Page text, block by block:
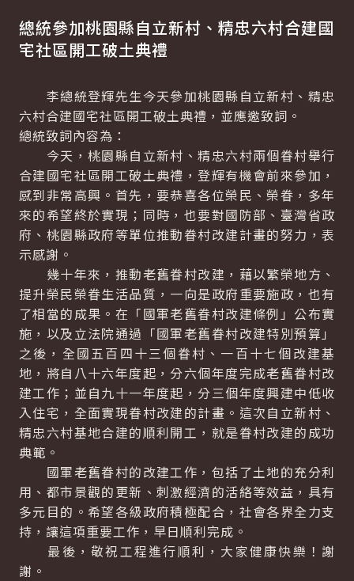
總統參加桃園縣自立新村、精忠六村合建國
宅社區開工破土典禮
李總統登輝先生今天參加桃園縣自立新村、精忠
六村合建國宅社區開工破土典禮，並應邀致詞。
總統致詞內容為：
今天，桃園縣自立新村、精忠六村兩個眷村舉行
合建國宅社區開工破土典禮，登輝有機會前來參加，
感到非常高興。首先，要恭喜各位榮民、榮眷，多年
來的希望終於實現；同時，也要對國防部、臺灣省政
府、桃園縣政府等單位推動眷村改建計畫的努力，表
示感謝。
幾十年來，推動老舊眷村改建，藉以繁榮地方、
提升榮民榮眷生活品質，一向是政府重要施政，也有
了相當的成果。在「國軍老舊眷村改建條例」公布實
施，以及立法院通過「國軍老舊眷村改建特別預算」
之後，全國五百四十三個眷村、一百十七個改建基
地，將自八十六年度起，分六個年度完成老舊眷村改
建工作；並自九十一年度起，分三個年度興建中低收
入住宅，全面實現眷村改建的計畫。這次自立新村、
精忠六村基地合建的順利開工，就是眷村改建的成功
典範。
國軍老舊眷村的改建工作，包括了土地的充分利
用、都市景觀的更新、刺激經濟的活絡等效益，具有
多元目的。希望各級政府積極配合，社會各界全力支
持，讓這項重要工作，早日順利完成。
最後，敬祝工程進行順利，大家健康快樂！謝
謝。